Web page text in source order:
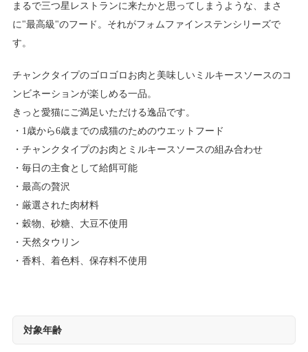
まるで三つ星レストランに来たかと思ってしまうような、まさ
に"最高級"のフード。それがフォムファインステンシリーズで
す。
チャンクタイプのゴロゴロお肉と美味しいミルキースソースのコ
ンビネーションが楽しめる一品。
きっと愛猫にご満足いただける逸品です。
1歳から6歳までの成猫のためのウエットフード
チャンクタイプのお肉とミルキースソースの組み合わせ
毎日の主食として給餌可能
最高の贅沢
厳選された肉材料
穀物、砂糖、大豆不使用
天然タウリン
香料、着色料、保存料不使用
対象年齢